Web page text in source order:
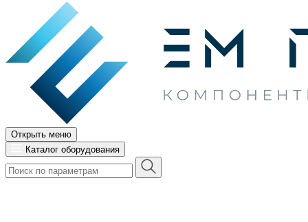
Открыть меню
Каталог оборудования